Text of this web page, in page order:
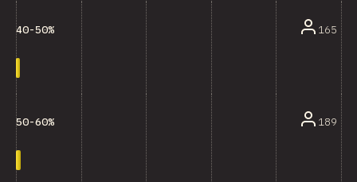
40-50% 165
50-60% 189